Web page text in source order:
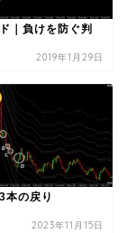
｜負けを防ぐ判
2019年1月29日
本の戻り
2023年11月15日